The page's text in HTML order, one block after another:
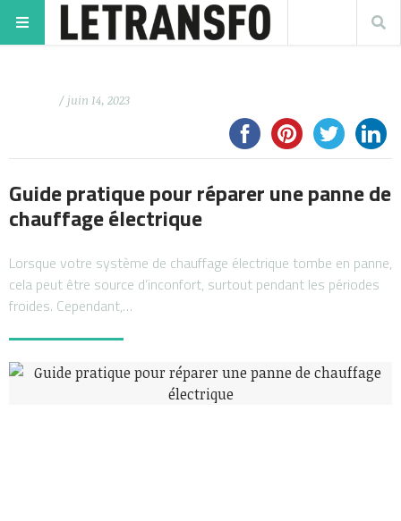
/ juin 14, 2023
Guide pratique pour réparer une panne de
chauffage électrique
Lorsque votre système de chauffage électrique tombe en panne,
cela peut être source d’inconfort, surtout pendant les périodes
froides. Cependant,…